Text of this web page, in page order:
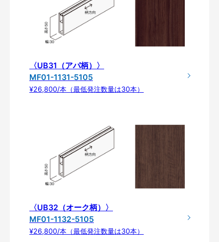
〈UB31（アパ柄）〉
MF01-1131-5105
¥26,800/本（最低発注数量は30本）
〈UB32（オーク柄）〉
MF01-1132-5105
¥26,800/本（最低発注数量は30本）